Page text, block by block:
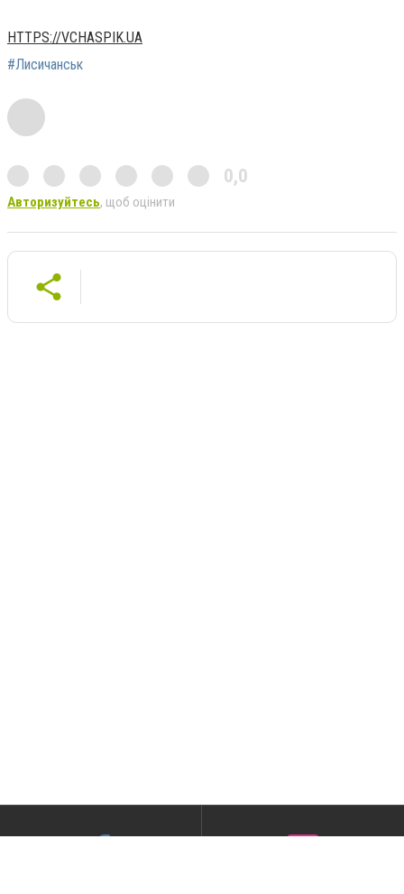
HTTPS://VCHASPIK.UA
#Лисичанськ
0,0
Авторизуйтесь, щоб оцінити